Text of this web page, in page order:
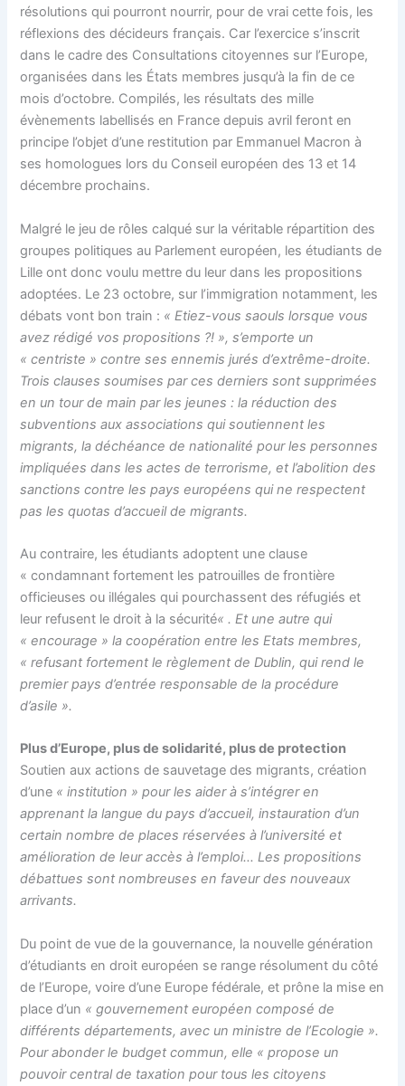
résolutions qui pourront nourrir, pour de vrai cette fois, les
réflexions des décideurs français. Car l’exercice s’inscrit
dans le cadre des Consultations citoyennes sur l’Europe,
organisées dans les États membres jusqu’à la fin de ce
mois d’octobre. Compilés, les résultats des mille
évènements labellisés en France depuis avril feront en
principe l’objet d’une restitution par Emmanuel Macron à
ses homologues lors du Conseil européen des 13 et 14
décembre prochains.
Malgré le jeu de rôles calqué sur la véritable répartition des
groupes politiques au Parlement européen, les étudiants de
Lille ont donc voulu mettre du leur dans les propositions
adoptées. Le 23 octobre, sur l’immigration notamment, les
débats vont bon train : « Etiez-vous saouls lorsque vous
avez rédigé vos propositions ?! », s’emporte un
« centriste » contre ses ennemis jurés d’extrême-droite.
Trois clauses soumises par ces derniers sont supprimées
en un tour de main par les jeunes : la réduction des
subventions aux associations qui soutiennent les
migrants, la déchéance de nationalité pour les personnes
impliquées dans les actes de terrorisme, et l’abolition des
sanctions contre les pays européens qui ne respectent
pas les quotas d’accueil de migrants.
Au contraire, les étudiants adoptent une clause
« condamnant fortement les patrouilles de frontière
officieuses ou illégales qui pourchassent des réfugiés et
leur refusent le droit à la sécurité« . Et une autre qui
« encourage » la coopération entre les Etats membres,
« refusant fortement le règlement de Dublin, qui rend le
premier pays d’entrée responsable de la procédure
d’asile ».
Plus d’Europe, plus de solidarité, plus de protection
Soutien aux actions de sauvetage des migrants, création
d’une « institution » pour les aider à s’intégrer en
apprenant la langue du pays d’accueil, instauration d’un
certain nombre de places réservées à l’université et
amélioration de leur accès à l’emploi… Les propositions
débattues sont nombreuses en faveur des nouveaux
arrivants.
Du point de vue de la gouvernance, la nouvelle génération
d’étudiants en droit européen se range résolument du côté
de l’Europe, voire d’une Europe fédérale, et prône la mise en
place d’un « gouvernement européen composé de
différents départements, avec un ministre de l’Ecologie ».
Pour abonder le budget commun, elle « propose un
pouvoir central de taxation pour tous les citoyens